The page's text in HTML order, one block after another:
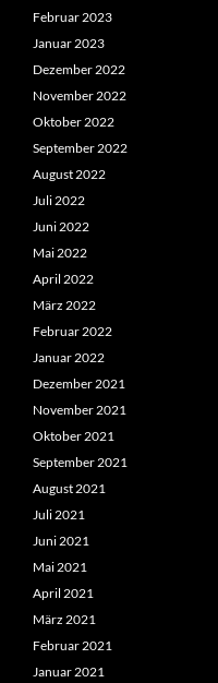
Februar 2023
Januar 2023
Dezember 2022
November 2022
Oktober 2022
September 2022
August 2022
Juli 2022
Juni 2022
Mai 2022
April 2022
März 2022
Februar 2022
Januar 2022
Dezember 2021
November 2021
Oktober 2021
September 2021
August 2021
Juli 2021
Juni 2021
Mai 2021
April 2021
März 2021
Februar 2021
Januar 2021